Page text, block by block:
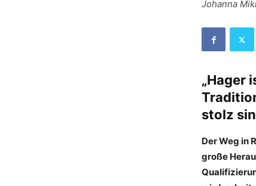
Johanna
„Hager
stolz
Der Weg in
große